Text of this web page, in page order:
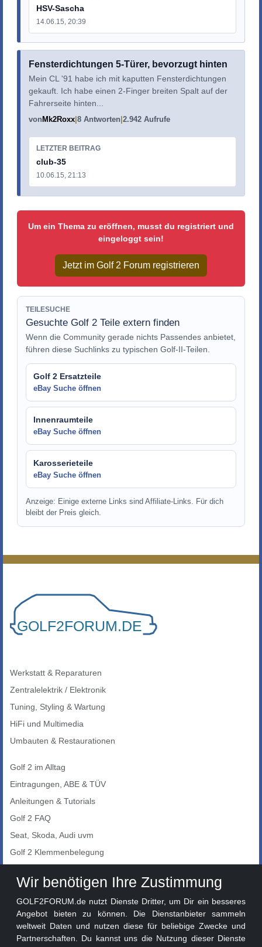
HSV-Sascha
14.06.15, 20:39
Fensterdichtungen 5-Türer, bevorzugt hinten
Mein CL '91 habe ich mit kaputten Fensterdichtungen
gekauft. Ich habe einen 2-Finger breiten Spalt auf der
Fahrerseite hinten...
von Mk2Roxx 8 Antworten 2.942 Aufrufe
LETZTER BEITRAG
club-35
10.06.15, 21:13
Um ein Thema zu eröffnen, musst du registriert und
eingeloggt sein!
Jetzt im Golf 2 Forum registrieren
TEILESUCHE
Gesuchte Golf 2 Teile extern finden
Wenn die Community gerade nichts Passendes anbietet,
führen diese Suchlinks zu typischen Golf-II-Teilen.
Golf 2 Ersatzteile
eBay Suche öffnen
Innenraumteile
eBay Suche öffnen
Karosserieteile
eBay Suche öffnen
Anzeige: Einige externe Links sind Affiliate-Links. Für dich
bleibt der Preis gleich.
Werkstatt & Reparaturen
Zentralelektrik / Elektronik
Tuning, Styling & Wartung
HiFi und Multimedia
Umbauten & Restaurationen
Golf 2 im Alltag
Eintragungen, ABE & TÜV
Anleitungen & Tutorials
Golf 2 FAQ
Seat, Skoda, Audi uvm
Golf 2 Klemmenbelegung
Auto-Showroom
Golf 2 Lackcodes
Sonderversionen
Wir benötigen Ihre Zustimmung
GOLF2FORUM.de nutzt Dienste Dritter, um Dir ein besseres
Angebot bieten zu können. Die Dienstanbieter sammeln
weltweit Daten und nutzen diese für beliebige Zwecke und
Partnerschaften. Du kannst uns die Nutzung dieser Dienste